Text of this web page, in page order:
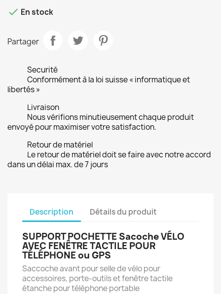
 En stock
Partager
Securité
Conformément à la loi suisse « informatique et
libertés »
Livraison
Nous vérifions minutieusement chaque produit
envoyé pour maximiser votre satisfaction.
Retour de matériel
Le retour de matériel doit se faire avec notre accord
dans un délai max. de 7 jours
Description Détails du produit
SUPPORT POCHETTE Sacoche VÉLO
AVEC FENÊTRE TACTILE POUR
TÉLÉPHONE ou GPS
Saccoche avant pour selle de vélo pour
accessoires, porte-outils et fenêtre tactile
étanche pour téléphone portable